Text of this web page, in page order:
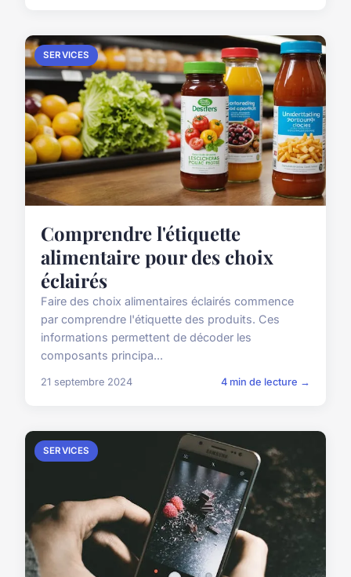
SERVICES
Comprendre l'étiquette
alimentaire pour des choix
éclairés
Faire des choix alimentaires éclairés commence
par comprendre l'étiquette des produits. Ces
informations permettent de décoder les
composants principa...
21 septembre 2024 4 min de lecture →
SERVICES